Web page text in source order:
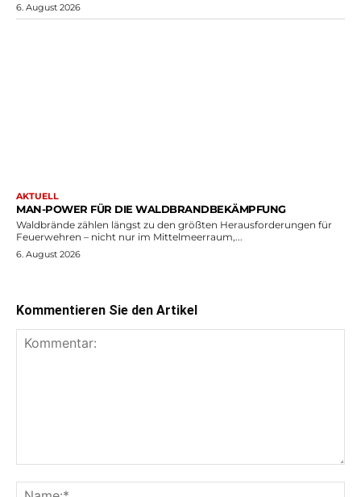
6. August 2026
AKTUELL
MAN-POWER FÜR DIE WALDBRANDBEKÄMPFUNG
Waldbrände zählen längst zu den größten Herausforderungen für
Feuerwehren – nicht nur im Mittelmeerraum,...
6. August 2026
Kommentieren Sie den Artikel